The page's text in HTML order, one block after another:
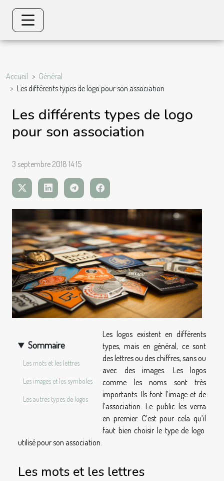
Accueil
Général
Les différents types de logo pour son association
Les différents types de logo
pour son association
3 septembre 2018 14:15
Sommaire
Les mots et les lettres
Les images et les symboles
Les autres types de logos
Les logos existent en différents
types, mais en général, ce sont
des lettres ou des chiffres, sans ou
avec des images. Les logos
comme les noms sont très
importants. Ils font l’image et de
l’association. Le public les verra
en premier. C’est pour cela qu’il
faut bien choisir le type de logo
utilisé pour son association.
Les mots et les lettres